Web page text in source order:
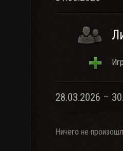
28.03.2026 –
Ничего не